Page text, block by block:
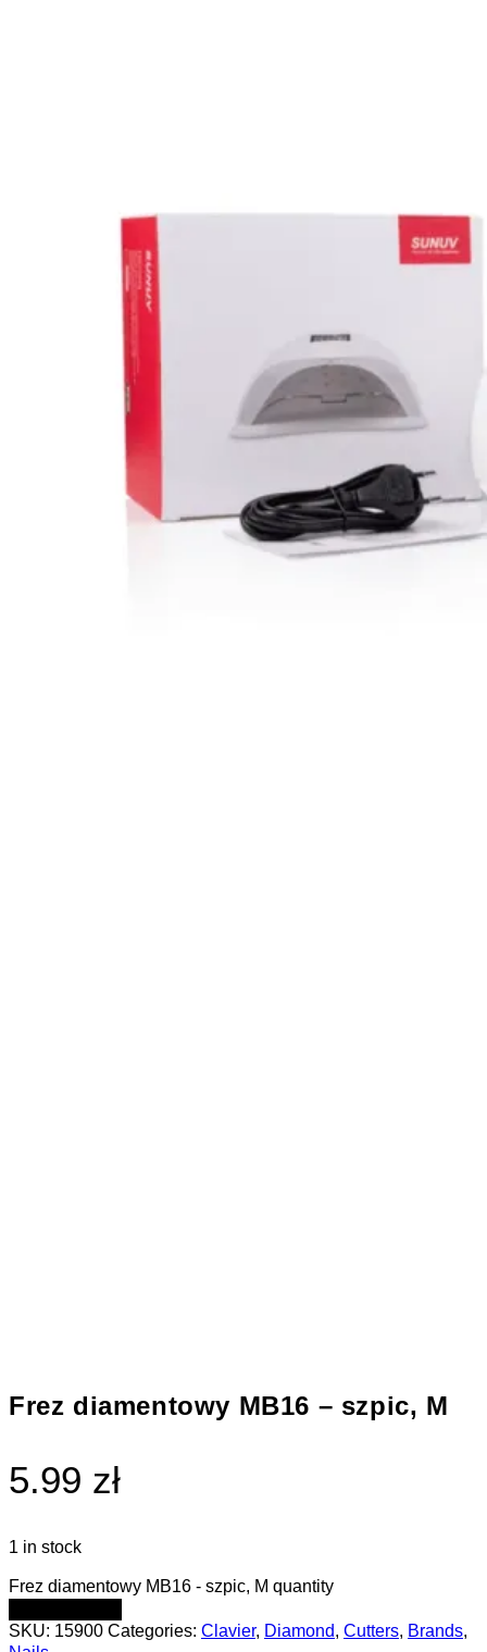
Frez diamentowy MB16 – szpic, M
5.99 zł
1 in stock
Frez diamentowy MB16 - szpic, M quantity
SKU: 15900 Categories: Clavier, Diamond, Cutters, Brands,